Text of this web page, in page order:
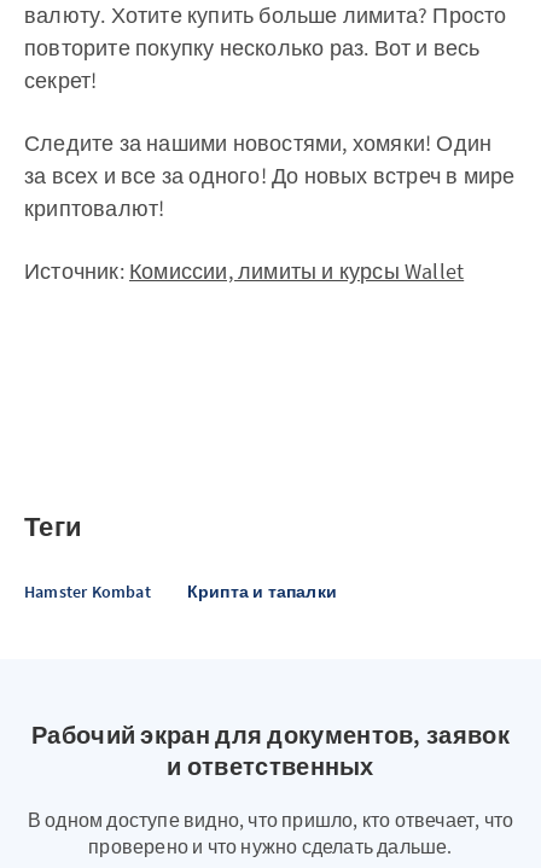
валюту. Хотите купить больше лимита? Просто
повторите покупку несколько раз. Вот и весь
секрет!
Следите за нашими новостями, хомяки! Один
за всех и все за одного! До новых встреч в мире
криптовалют!
Источник: Комиссии, лимиты и курсы Wallet
Теги
Hamster Kombat Крипта и тапалки
Рабочий экран для документов, заявок
и ответственных
В одном доступе видно, что пришло, кто отвечает, что
проверено и что нужно сделать дальше.